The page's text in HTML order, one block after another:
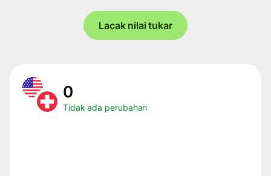
Lacak nilai tukar
0
Tidak ada perubahan